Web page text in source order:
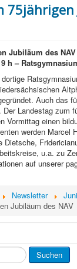
75jährigen
Jubiläum des
h –
Auch das
Der Landestag zum
Vormittag einen
werden Marcel
Dietsche,
u.a. zu
auf unserer
Newsletter
Jubiläum des NAV
Suchen